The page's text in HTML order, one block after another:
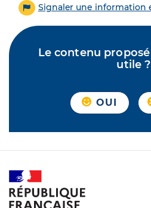
Signaler une information
Le contenu
utile ?
OUI